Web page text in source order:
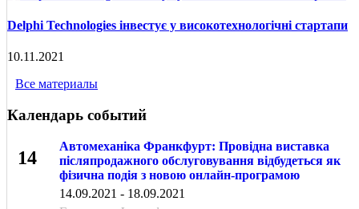
Delphi Technologies інвестує у високотехнологічні стартапи
10.11.2021
Все материалы
Календарь событий
14
Автомеханіка Франкфурт: Провідна виставка
післяпродажного обслуговування відбудеться як
фізична подія з новою онлайн-програмою
14.09.2021 - 18.09.2021